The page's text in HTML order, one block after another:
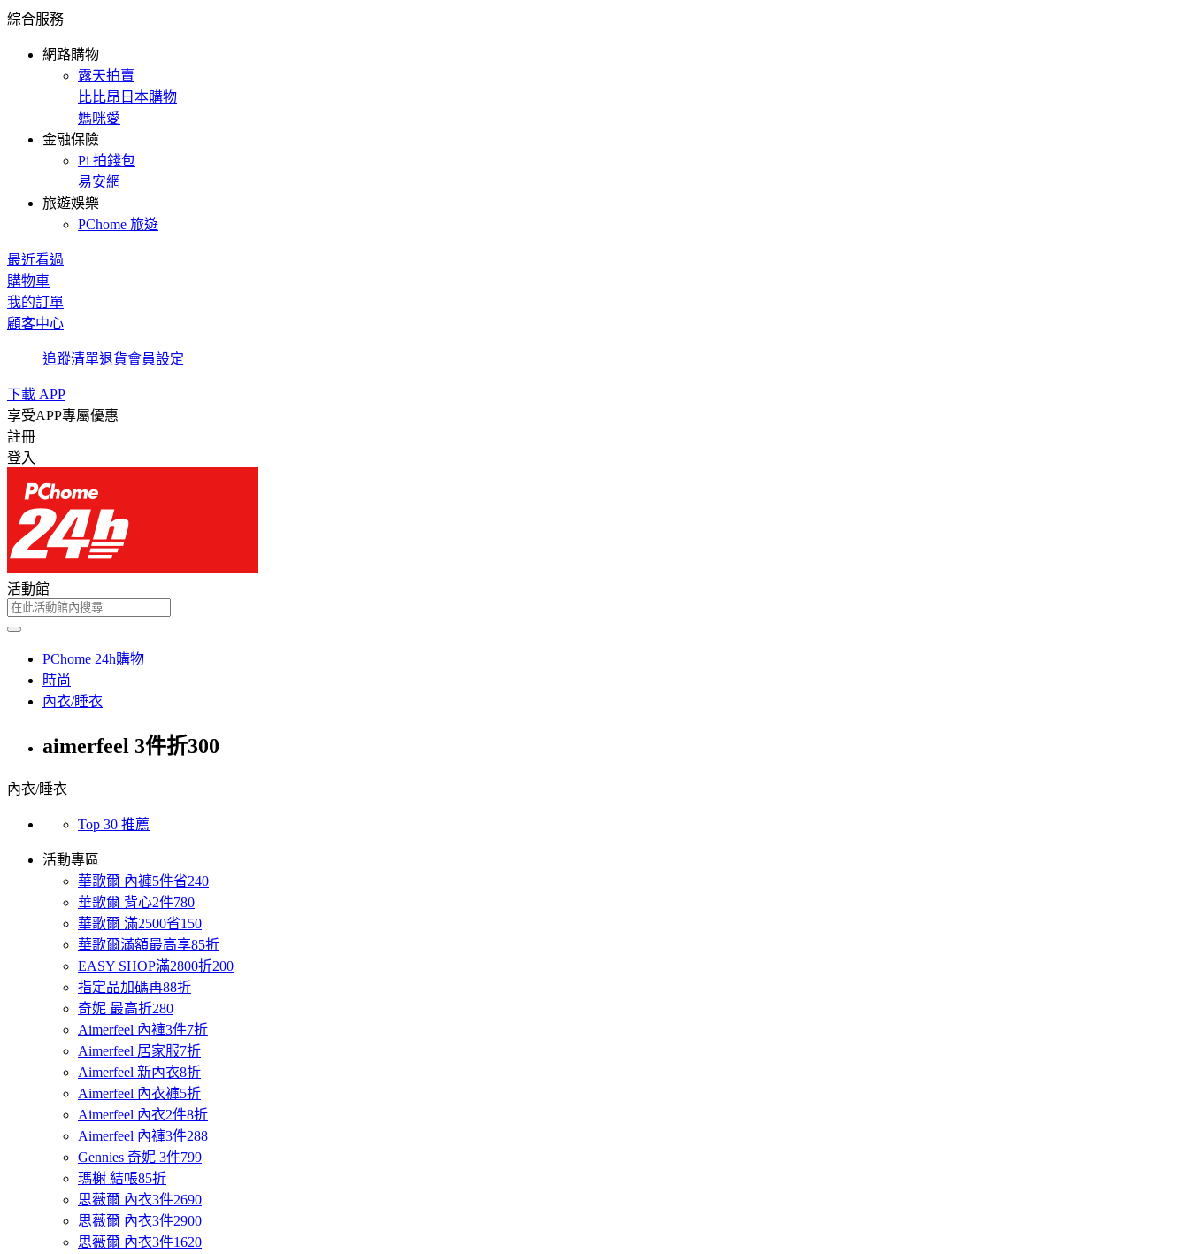
綜合服務
網路購物
露天拍賣
比比昂日本購物
媽咪愛
金融保險
Pi 拍錢包
易安網
旅遊娛樂
PChome 旅遊
最近看過
購物車
我的訂單
顧客中心
追蹤清單退貨會員設定
下載 APP
享受APP專屬優惠
註冊
登入
活動館
PChome 24h購物
時尚
內衣/睡衣
aimerfeel 3件折300
內衣/睡衣
Top 30 推薦
活動專區
華歌爾 內褲5件省240
華歌爾 背心2件780
華歌爾 滿2500省150
華歌爾滿額最高享85折
EASY SHOP滿2800折200
指定品加碼再88折
奇妮 最高折280
Aimerfeel 內褲3件7折
Aimerfeel 居家服7折
Aimerfeel 新內衣8折
Aimerfeel 內衣褲5折
Aimerfeel 內衣2件8折
Aimerfeel 內褲3件288
Gennies 奇妮 3件799
瑪榭 結帳85折
思薇爾 內衣3件2690
思薇爾 內衣3件2900
思薇爾 內衣3件1620